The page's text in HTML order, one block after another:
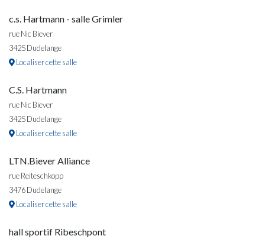
c.s. Hartmann - salle Grimler
rue Nic Biever
3425 Dudelange
Localiser cette salle
C.S. Hartmann
rue Nic Biever
3425 Dudelange
Localiser cette salle
LTN.Biever Alliance
rue Reiteschkopp
3476 Dudelange
Localiser cette salle
hall sportif Ribeschpont